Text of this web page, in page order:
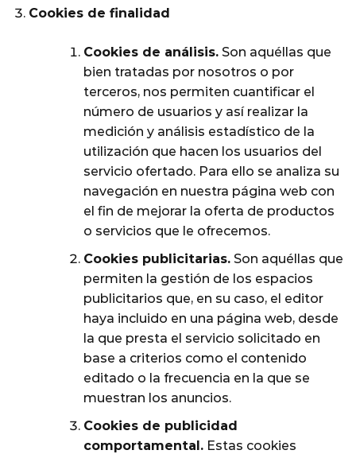
Cookies de finalidad
Cookies de análisis.Son aquéllas que
bien tratadas por nosotros o por
terceros, nos permiten cuantificar el
número de usuarios y así realizar la
medición y análisis estadístico de la
utilización que hacen los usuarios del
servicio ofertado. Para ello se analiza su
navegación en nuestra página web con
el fin de mejorar la oferta de productos
o servicios que le ofrecemos.
Cookies publicitarias.Son aquéllas que
permiten la gestión de los espacios
publicitarios que, en su caso, el editor
haya incluido en una página web, desde
la que presta el servicio solicitado en
base a criterios como el contenido
editado o la frecuencia en la que se
muestran los anuncios.
Cookies de publicidad
comportamental.Estas cookies